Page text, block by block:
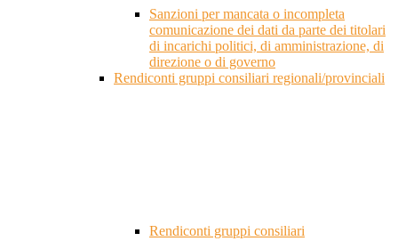
Sanzioni per mancata o incompleta
comunicazione dei dati da parte dei titolari
di incarichi politici, di amministrazione, di
direzione o di governo
Rendiconti gruppi consiliari regionali/provinciali
Rendiconti gruppi consiliari